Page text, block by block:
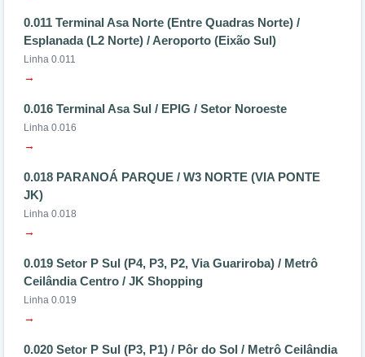
0.011 Terminal Asa Norte (Entre Quadras Norte) /
Esplanada (L2 Norte) / Aeroporto (Eixão Sul)
Linha 0.011
→
0.016 Terminal Asa Sul / EPIG / Setor Noroeste
Linha 0.016
→
0.018 PARANOÁ PARQUE / W3 NORTE (VIA PONTE
JK)
Linha 0.018
→
0.019 Setor P Sul (P4, P3, P2, Via Guariroba) / Metrô
Ceilândia Centro / JK Shopping
Linha 0.019
→
0.020 Setor P Sul (P3, P1) / Pôr do Sol / Metrô Ceilândia